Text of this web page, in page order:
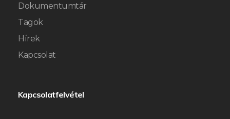
Dokumentumtár
Tagok
Hírek
Kapcsolat
Kapcsolatfelvétel